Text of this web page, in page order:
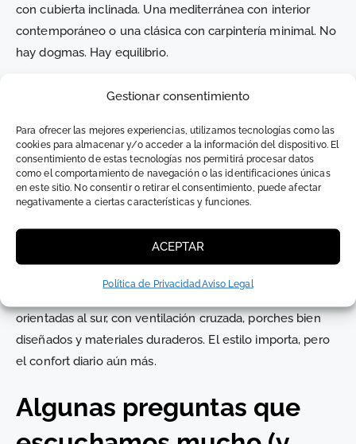
Gestionar consentimiento
Para ofrecer las mejores experiencias, utilizamos tecnologías como las
cookies para almacenar y/o acceder a la información del dispositivo. El
consentimiento de estas tecnologías nos permitirá procesar datos
como el comportamiento de navegación o las identificaciones únicas
en este sitio. No consentir o retirar el consentimiento, puede afectar
negativamente a ciertas características y funciones.
ACEPTAR
Política de Privacidad Aviso Legal
con cubierta inclinada. Una mediterránea con interior
contemporáneo o una clásica con carpintería minimal. No
hay dogmas. Hay equilibrio.
¿Y si todavía no lo tengo claro?
No pasa nada. Muchos clientes llegan con una idea y
salen con otra. O con una mezcla que no sabían que
querían. Lo importante es empezar por cómo quieres vivir,
no por cómo quieres que se vea la fachada.
¿Qué suele funcionar bien en la Costa
del Sol?
orientadas al sur, con ventilación cruzada, porches bien
diseñados y materiales duraderos. El estilo importa, pero
el confort diario aún más.
Algunas preguntas que